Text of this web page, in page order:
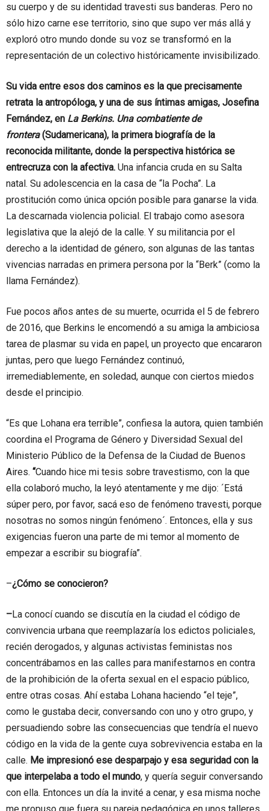
su cuerpo y de su identidad travesti sus banderas. Pero no
sólo hizo carne ese territorio, sino que supo ver más allá y
exploró otro mundo donde su voz se transformó en la
representación de un colectivo históricamente invisibilizado.
Su vida entre esos dos caminos es la que precisamente
retrata la antropóloga, y una de sus íntimas amigas, Josefina
Fernández, en La Berkins. Una combatiente de
frontera(Sudamericana), la primera biografía de la
reconocida militante, donde la perspectiva histórica se
entrecruza con la afectiva. Una infancia cruda en su Salta
natal. Su adolescencia en la casa de “la Pocha”. La
prostitución como única opción posible para ganarse la vida.
La descarnada violencia policial. El trabajo como asesora
legislativa que la alejó de la calle. Y su militancia por el
derecho a la identidad de género, son algunas de las tantas
vivencias narradas en primera persona por la “Berk” (como la
llama Fernández).
Fue pocos años antes de su muerte, ocurrida el 5 de febrero
de 2016, que Berkins le encomendó a su amiga la ambiciosa
tarea de plasmar su vida en papel, un proyecto que encararon
juntas, pero que luego Fernández continuó,
irremediablemente, en soledad, aunque con ciertos miedos
desde el principio.
“Es que Lohana era terrible”, confiesa la autora, quien también
coordina el Programa de Género y Diversidad Sexual del
Ministerio Público de la Defensa de la Ciudad de Buenos
Aires. “Cuando hice mi tesis sobre travestismo, con la que
ella colaboró mucho, la leyó atentamente y me dijo: ´Está
súper pero, por favor, sacá eso de fenómeno travesti, porque
nosotras no somos ningún fenómeno´. Entonces, ella y sus
exigencias fueron una parte de mi temor al momento de
empezar a escribir su biografía”.
–¿Cómo se conocieron?
–La conocí cuando se discutía en la ciudad el código de
convivencia urbana que reemplazaría los edictos policiales,
recién derogados, y algunas activistas feministas nos
concentrábamos en las calles para manifestarnos en contra
de la prohibición de la oferta sexual en el espacio público,
entre otras cosas. Ahí estaba Lohana haciendo “el teje”,
como le gustaba decir, conversando con uno y otro grupo, y
persuadiendo sobre las consecuencias que tendría el nuevo
código en la vida de la gente cuya sobrevivencia estaba en la
calle. Me impresionó ese desparpajo y esa seguridad con la
que interpelaba a todo el mundo, y quería seguir conversando
con ella. Entonces un día la invité a cenar, y esa misma noche